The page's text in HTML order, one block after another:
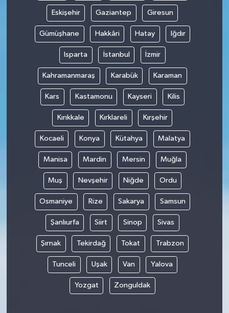
Eskişehir Gaziantep Giresun
Gümüşhane Hakkâri Hatay Iğdır
Isparta İstanbul İzmir
Kahramanmaraş Karabük Karaman
Kars Kastamonu Kayseri Kilis
Kırıkkale Kırklareli Kırşehir
Kocaeli Konya Kütahya Malatya
Manisa Mardin Mersin Muğla
Muş Nevşehir Niğde Ordu
Osmaniye Rize Sakarya Samsun
Şanlıurfa Siirt Sinop Sivas
Şırnak Tekirdağ Tokat Trabzon
Tunceli Uşak Van Yalova
Yozgat Zonguldak